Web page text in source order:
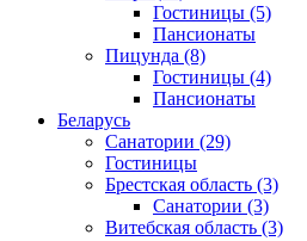
Гостиницы (5)
Пансионаты
Пицунда (8)
Гостиницы (4)
Пансионаты
Беларусь
Санатории (29)
Гостиницы
Брестская область (3)
Санатории (3)
Витебская область (3)